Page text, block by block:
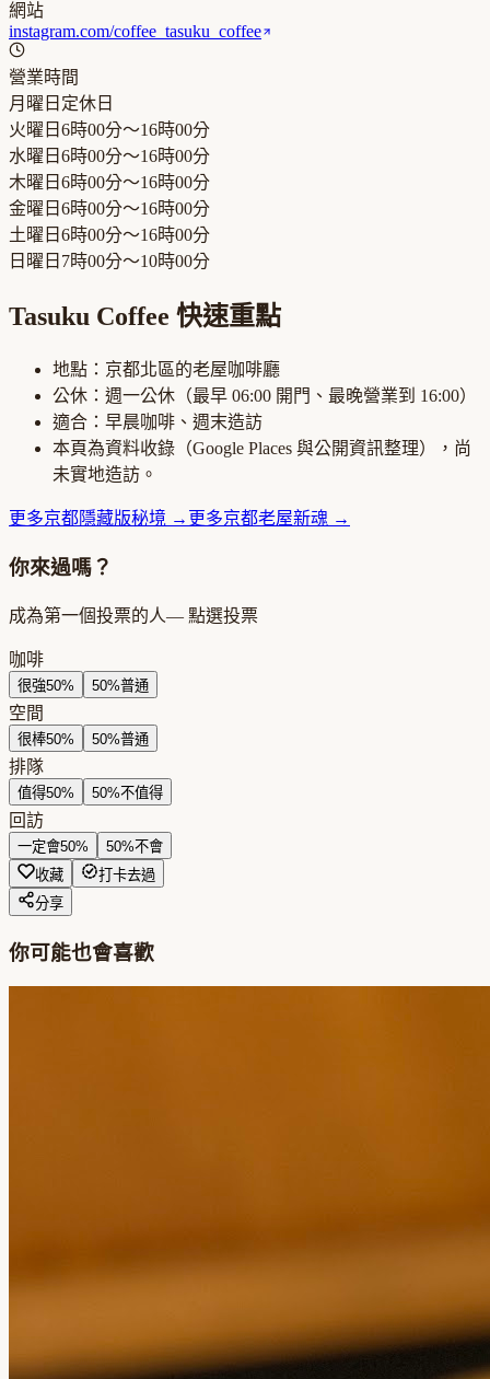
網站
instagram.com/coffee_tasuku_coffee
營業時間
月曜日 定休日
火曜日 6時00分～16時00分
水曜日 6時00分～16時00分
木曜日 6時00分～16時00分
金曜日 6時00分～16時00分
土曜日 6時00分～16時00分
日曜日 7時00分～10時00分
Tasuku Coffee 快速重點
地點： 京都北區的老屋咖啡廳
公休： 週一公休 （最早 06:00 開門、最晚營業到 16:00）
適合： 早晨咖啡、週末造訪
本頁為資料收錄（Google Places 與公開資訊整理），尚
未實地造訪。
更多京都隱藏版秘境 → 更多京都老屋新魂 →
你來過嗎？
成為第一個投票的人— 點選投票
咖啡
很強50% 50%普通
空間
很棒50% 50%普通
排隊
值得50% 50%不值得
回訪
一定會50% 50%不會
收藏
打卡去過
分享
你可能也會喜歡